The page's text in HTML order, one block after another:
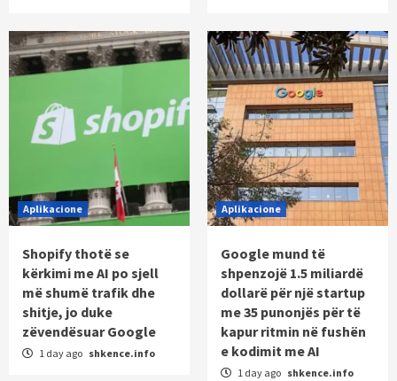
Aplikacione
Shopify thotë se
kërkimi me AI po sjell
më shumë trafik dhe
shitje, jo duke
zëvendësuar Google
1 day ago shkence.info
Aplikacione
Google mund të
shpenzojë 1.5 miliardë
dollarë për një startup
me 35 punonjës për të
kapur ritmin në fushën
e kodimit me AI
1 day ago shkence.info